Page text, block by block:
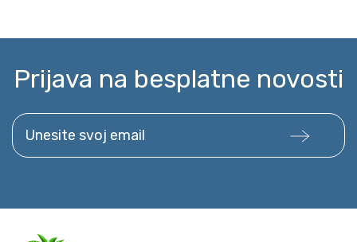
Prijava na besplatne novosti
Unesite svoj email